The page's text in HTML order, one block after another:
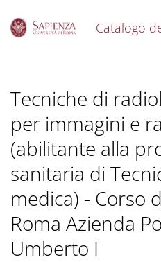
Catalogo
Tecniche di
per immagini e
(abilitante alla
sanitaria di
medica) - Corso
Roma Azienda
Umberto I